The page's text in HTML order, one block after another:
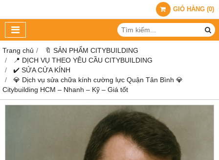
GIỎ HÀNG (0)
Trang chủ
🔖 SẢN PHẨM CITYBUILDING
📍 DỊCH VỤ THEO YÊU CẦU CITYBUILDING
✔️ SỬA CỬA KÍNH
💎 Dịch vụ sửa chữa kính cường lực Quận Tân Bình 💎
Citybuilding HCM – Nhanh – Kỹ – Giá tốt